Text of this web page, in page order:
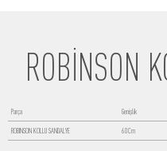
ROBİNSON
Parça Genişlik
ROBINSON KOLLU SANDALYE 60Cm